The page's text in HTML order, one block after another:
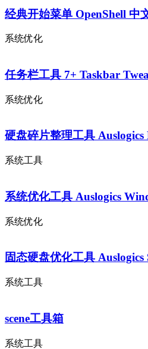
经典开始菜单 OpenShell 中
系统优化
任务栏工具 7+ Taskbar
系统优化
硬盘碎片整理工具
系统工具
系统优化工具 Auslogics
系统优化
固态硬盘优化工具
系统工具
scene工具箱
系统工具